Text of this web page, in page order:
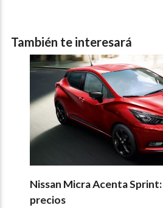
También te interesará
Nissan Micra Acenta
precios